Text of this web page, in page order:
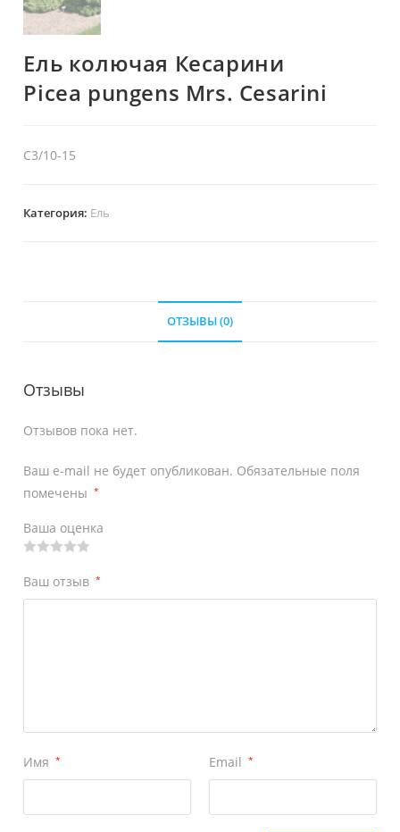
Ель колючая Кесарини
Picea pungens Mrs. Cesarini
С3/10-15
Категория: Ель
ОТЗЫВЫ (0)
Отзывы
Отзывов пока нет.
Ваш e-mail не будет опубликован. Обязательные поля
помечены
*
Ваша оценка
Ваш отзыв *
Имя * Email *